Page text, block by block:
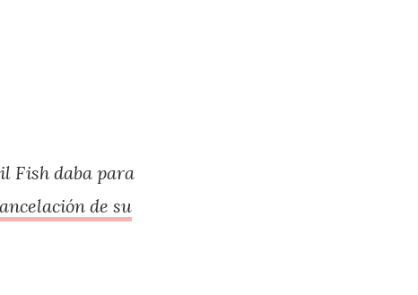
Fish daba para
de su